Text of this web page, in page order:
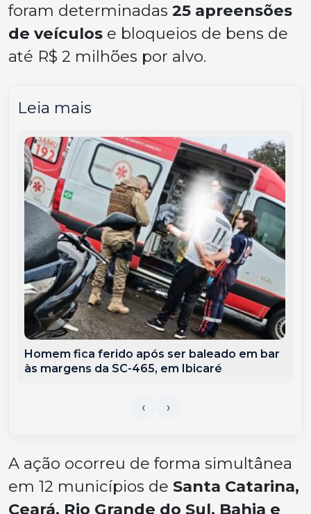
foram determinadas 25 apreensões
de veículos e bloqueios de bens de
até R$ 2 milhões por alvo.
Leia mais
Homem fica ferido após ser baleado em bar
às margens da SC-465, em Ibicaré
A ação ocorreu de forma simultânea
em 12 municípios de Santa Catarina,
Ceará, Rio Grande do Sul, Bahia e